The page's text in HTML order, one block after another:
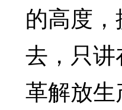
的高度
去，只
革解放